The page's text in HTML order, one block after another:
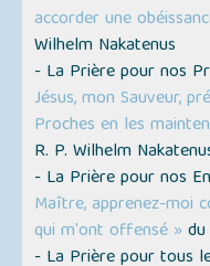
accorder une
Wilhelm Nakatenus
- La Prière pour nos
Jésus, mon Sauveur,
Proches en les
R. P. Wilhelm
- La Prière pour nos
Maître, apprenez-moi
qui m'ont offensé »
- La Prière pour tous